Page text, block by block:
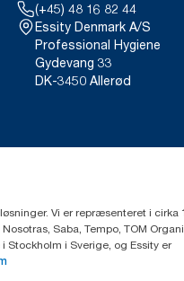
(+45) 48 16 82 44
Essity Denmark A/S
Professional Hygiene
Gydevang 33
DK-3450 Allerød
Vi er repræsenteret i cirka
Saba, Tempo, TOM
Stockholm i Sverige, og Essity er